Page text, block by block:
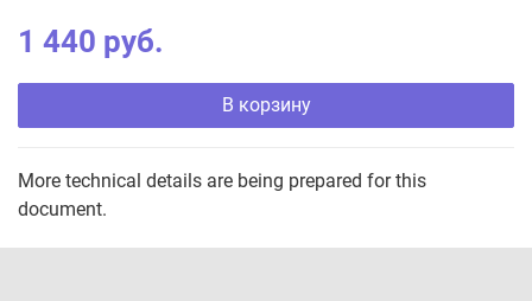
1 440 руб.
В корзину
More technical details are being prepared for this
document.